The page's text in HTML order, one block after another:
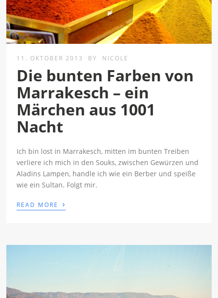
11. OKTOBER 2013 BY NICOLE
Die bunten Farben von
Marrakesch – ein
Märchen aus 1001
Nacht
Ich bin lost in Marrakesch, mitten im bunten Treiben
verliere ich mich in den Souks, zwischen Gewürzen und
Aladins Lampen, handle ich wie ein Berber und speiße
wie ein Sultan. Folgt mir.
READ MORE ›